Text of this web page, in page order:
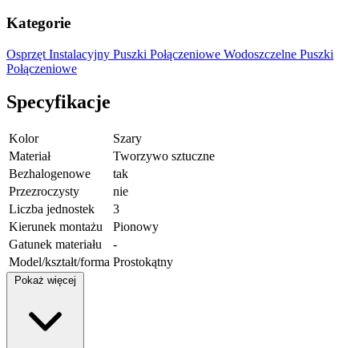
Kategorie
Osprzęt Instalacyjny Puszki Połączeniowe Wodoszczelne Puszki
Połączeniowe
Specyfikacje
Kolor
Szary
Materiał
Tworzywo sztuczne
Bezhalogenowe
tak
Przezroczysty
nie
Liczba jednostek
3
Kierunek montażu
Pionowy
Gatunek materiału
-
Model/kształt/forma Prostokątny
Pokaż więcej